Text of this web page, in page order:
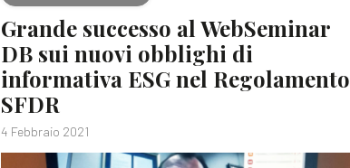
Grande successo al WebSeminar
DB sui nuovi obblighi di
informativa ESG nel Regolamento
SFDR
4 Febbraio 2021